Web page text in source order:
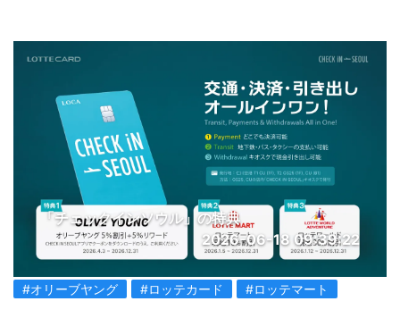
「チェックインソウル」の特典
2026-06-18 09:39:22
#オリーブヤング #ロッテカード #ロッテマート